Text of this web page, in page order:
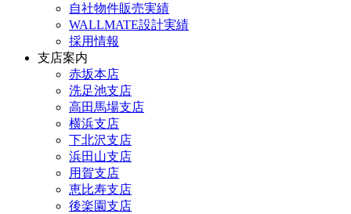
自社物件販売実績
WALLMATE設計実績
採用情報
支店案内
赤坂本店
洗足池支店
高田馬場支店
横浜支店
下北沢支店
浜田山支店
用賀支店
恵比寿支店
後楽園支店